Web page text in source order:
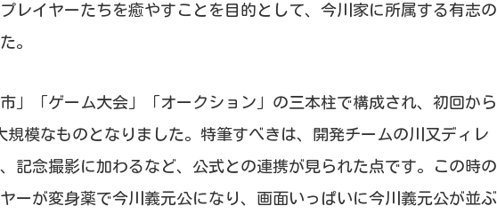
レイヤーたちを癒やすことを目的として、今川家に所属する有志の
。
」「ゲーム大会」「オークション」の三本柱で構成され、初回から
規模なものとなりました。特筆すべきは、開発チームの川又ディレ
記念撮影に加わるなど、公式との連携が見られた点です。この時の
ーが変身薬で今川義元公になり、画面いっぱいに今川義元公が並ぶ